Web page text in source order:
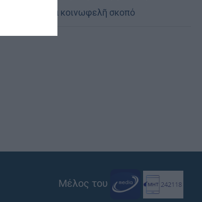
Καστορίας γιά κοινωφελῆ σκοπό
Μέλος του